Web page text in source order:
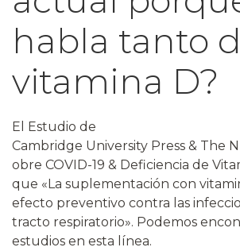
habla tanto
vitamina D?
El Estudio de
Cambridge University Press & The
obre COVID-19 & Deficiencia de
que «La suplementación con
efecto preventivo contra las
tracto respiratorio». Podemos
estudios en esta línea.